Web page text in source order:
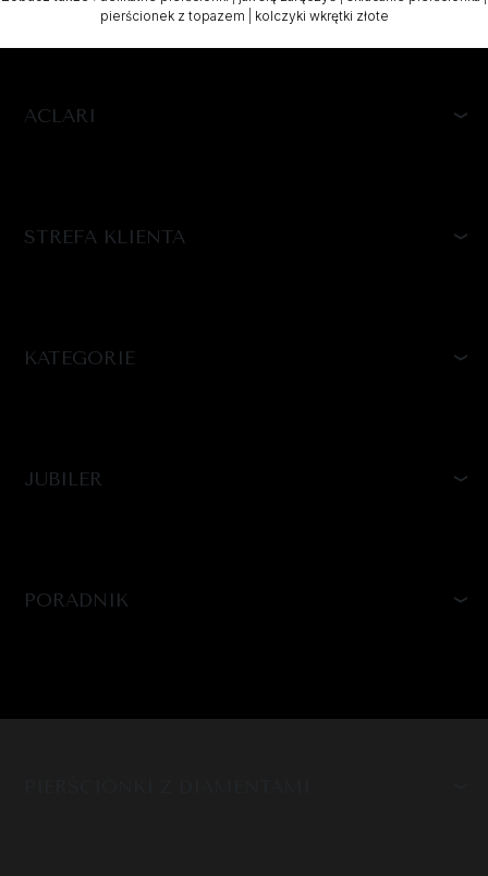
pierścionek z topazem
kolczyki wkrętki złote
ACLARI
STREFA KLIENTA
KATEGORIE
JUBILER
PORADNIK